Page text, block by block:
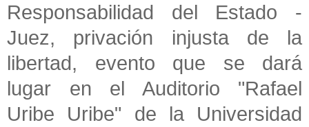
Responsabilidad del Estado -
Juez, privación injusta de la
libertad, evento que se dará
lugar en el Auditorio "Rafael
Uribe Uribe" de la Universidad